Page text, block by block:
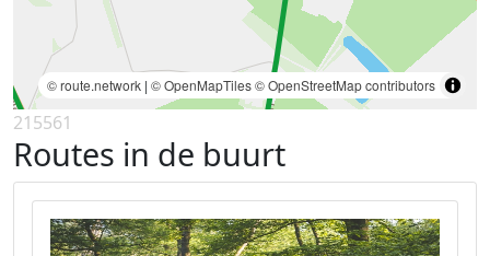
© route.network | © OpenMapTiles© OpenStreetMap contributors
215561
Routes in de buurt